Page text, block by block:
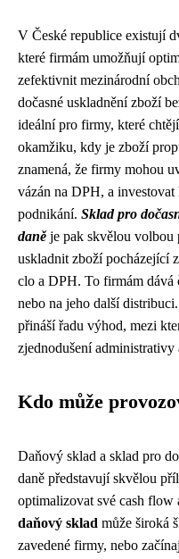
V České republice existují
které firmám umožňují
zefektivnit mezinárodní
dočasné uskladnění zboží
ideální pro firmy, které
okamžiku, kdy je zboží
znamená, že firmy mohou
vázán na DPH, a
podnikání. Sklad pro
daněje pak skvělou volbou
uskladnit zboží pocházející
clo a DPH. To firmám dává
nebo na jeho další
přináší řadu výhod, mezi
zjednodušení
Kdo může
Daňový sklad a sklad pro
daně představují skvělou
optimalizovat své cash
daňový sklad může široká
zavedené firmy, nebo